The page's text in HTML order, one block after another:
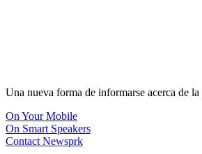
Una nueva forma de informarse acerca de
On Your Mobile
On Smart Speakers
Contact Newsprk